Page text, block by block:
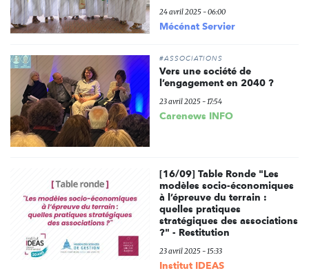
24 avril 2025 - 06:00
Mécénat Servier
#ASSOCIATIONS
Vers une société de
l’engagement en 2040 ?
23 avril 2025 - 17:54
Carenews INFO
[16/09] Table Ronde "Les
modèles socio-économiques
à l’épreuve du terrain :
quelles pratiques
stratégiques des associations
?" - Restitution
23 avril 2025 - 15:33
Institut IDEAS